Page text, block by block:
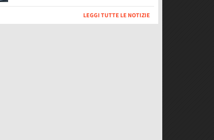
LEGGI TUTTE LE NOTIZIE